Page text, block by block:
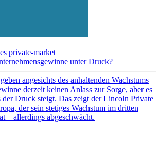
private-market
unter Druck?
angesichts des anhaltenden Wachstums
derzeit keinen Anlass zur Sorge, aber es
der Druck steigt. Das zeigt der Lincoln Private
der sein stetiges Wachstum im dritten
– allerdings abgeschwächt.